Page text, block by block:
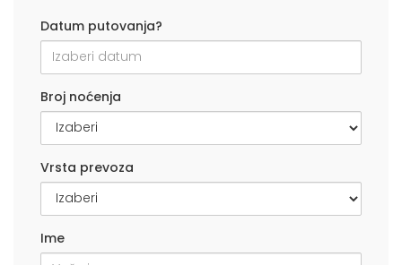
Datum putovanja?
Broj noćenja
Vrsta prevoza
Ime